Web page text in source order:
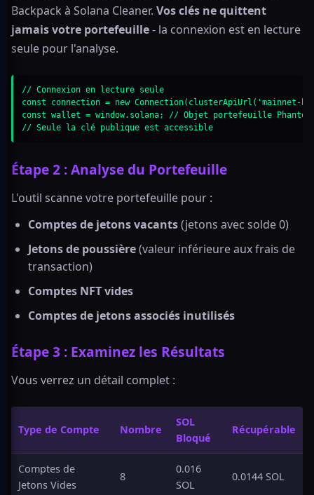
Backpack à Solana Cleaner. Vos clés ne quittent
jamais votre portefeuille- la connexion est en lecture
seule pour l'analyse.
// Connexion en lecture seule
const connection = new Connection(clusterApiUrl('mainnet-
const wallet = window.solana; // Objet portefeuille Phantom
// Seule la clé publique est accessible
Étape 2 : Analyse du Portefeuille
L'outil scanne votre portefeuille pour :
Comptes de jetons vacants(jetons avec solde 0)
Jetons de poussière(valeur inférieure aux frais de
transaction)
Comptes NFT vides
Comptes de jetons associés inutilisés
Étape 3 : Examinez les Résultats
Vous verrez un détail complet :
Type de Compte Nombre
SOL
Bloqué
Récupérable
Comptes de
Jetons Vides
8
0.016
SOL
0.0144 SOL